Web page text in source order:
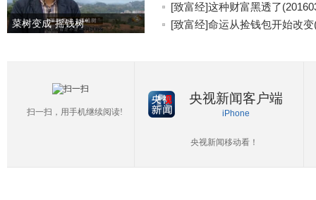
菜树变成“摇钱树”
[致富经]这种财富黑透了
[致富经]命运从捡钱包开始改变
扫一扫，用手机继续阅读!
央视新闻客户端
iPhone
央视新闻移动看！